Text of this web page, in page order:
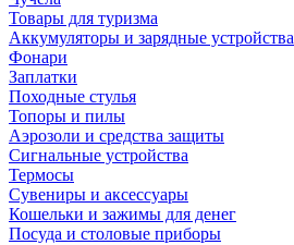
Товары для туризма
Аккумуляторы и зарядные устройства
Фонари
Заплатки
Походные стулья
Топоры и пилы
Аэрозоли и средства защиты
Сигнальные устройства
Термосы
Сувениры и аксессуары
Кошельки и зажимы для денег
Посуда и столовые приборы